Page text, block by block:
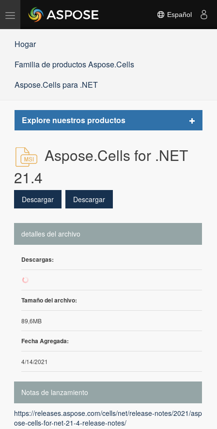
Alternar
navegación
Español
Hogar
Familia de productos Aspose.Cells
Aspose.Cells para .NET
Explore nuestros productos
Toggle
Aspose.Cells for .NET
21.4
Descargar Descargar
detalles del archivo
Descargas:
50
Tamaño del archivo:
89,6MB
Fecha Agregada:
4/14/2021
Notas de lanzamiento
https://releases.aspose.com/cells/net/release-notes/2021/asp
ose-cells-for-net-21-4-release-notes/